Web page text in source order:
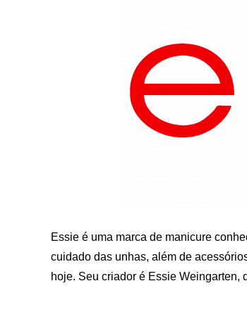
Essie é uma marca de manicure
cuidado das unhas, além de
hoje. Seu criador é Essie Weingarten,